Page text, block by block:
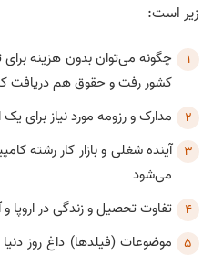
زیر است:
چگونه می‌توان بدون هزینه
کشور رفت و حقوق هم دریافت
مدارک و رزومه مورد نیاز برای
آینده شغلی و بازار کار رشته
می‌شود
تفاوت تحصیل و زندگی در اروپا
موضوعات (فیلدها) داغ روز